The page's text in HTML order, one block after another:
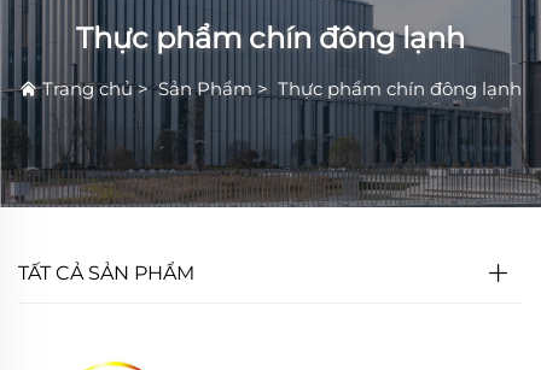
Thực phẩm chín đông lạnh
Trang chủ>Sản Phẩm > Thực phẩm chín đông lạnh
TẤT CẢ SẢN PHẨM